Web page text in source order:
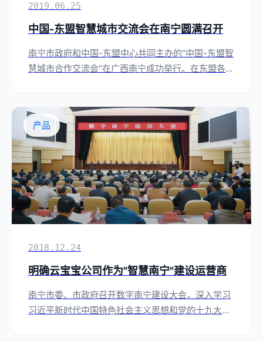
2019.06.25
中国-东盟智慧城市交流会在南宁圆满召开
南宁市政府和中国-东盟中心共同主办的"中国-东盟智
慧城市合作交流会"在广西南宁成功举行。在东盟各国
产品
2018.12.24
明确云宝宝公司作为"智慧南宁"建设运营商
南宁市委、市政府召开数字南宁建设大会，深入学习
习近平新时代中国特色社会主义思想和党的十九大精